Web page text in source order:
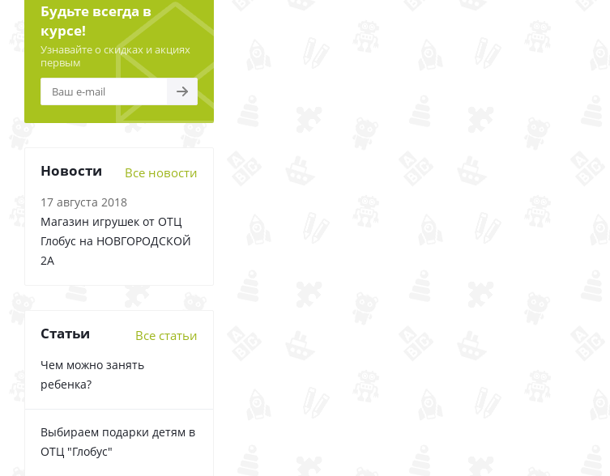
Будьте всегда в
курсе!
Узнавайте о скидках и акциях
первым
Новости Все новости
17 августа 2018
Магазин игрушек от ОТЦ
Глобус на НОВГОРОДСКОЙ
2А
Статьи Все статьи
Чем можно занять
ребенка?
Выбираем подарки детям в
ОТЦ "Глобус"